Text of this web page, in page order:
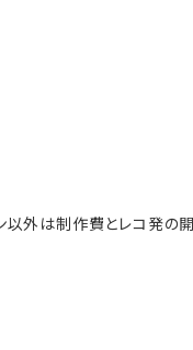
以外は制作費とレコ発